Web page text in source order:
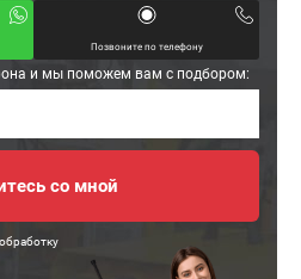
Позвоните по телефону
и мы поможем вам с подбором: